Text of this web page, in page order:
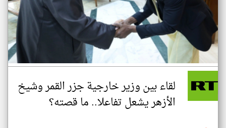
لقاء بين وزير خارجية جزر القمر وشيخ
الأزهر يشعل تفاعلا.. ما قصته؟